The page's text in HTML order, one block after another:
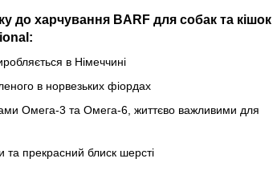
до харчування BARF для собак та кішок
в Німеччині
в норвезьких фіордах
Омега-3 та Омега-6, життєво важливими для
та прекрасний блиск шерсті